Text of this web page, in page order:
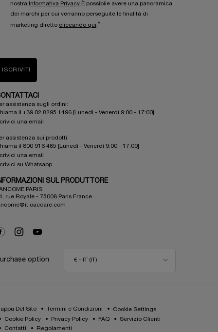
nostra
Informativa Privacy .È possibile avere una panoramica
dei marchi per cui verranno perseguite le finalità di
marketing diretto cliccando qui *
ISCRIVITI
assistenza sugli ordini:
il +39 02 8295 1496 [Lunedì - Venerdì 9:00 - 17:00]
una email
assistenza sui prodotti:
il 800 916 485 [Lunedì - Venerdì 9:00 - 17:00]
una email
su Whatsapp
SUL PRODUTTORE
PARIS
rue Royale - 75008 Paris France
option € - IT (IT)
Del Sito Termini e Condizioni
Cookie Settings
Cookie Policy
Privacy Policy FAQ
Servizio Clienti
Contatti
Regolamenti